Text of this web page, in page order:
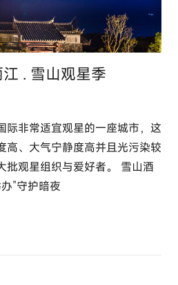
. 雪山观星季
际非常适宜观星的一座城市，这
高、大气宁静度高并且光污染较
批观星组织与爱好者。 雪山酒
”守护暗夜